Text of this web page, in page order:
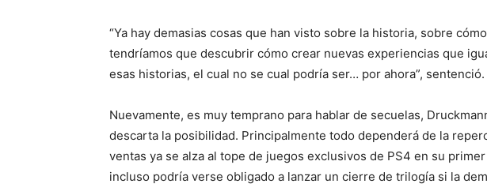
“Ya hay demasias cosas que han visto sobre la historia, sobre
tendríamos que descubrir cómo crear nuevas experiencias que
esas historias, el cual no se cual podría ser… por ahora”, sentenció.
Nuevamente, es muy temprano para hablar de secuelas,
descarta la posibilidad. Principalmente todo dependerá de la
ventas ya se alza al tope de juegos exclusivos de PS4 en su
incluso podría verse obligado a lanzar un cierre de trilogía si la